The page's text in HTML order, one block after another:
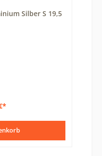
Silber S 19,5